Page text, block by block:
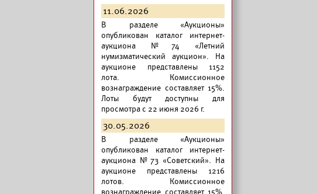
11.06.2026
В разделе «Аукционы»
опубликован каталог интернет-
аукциона №74 «Летний
нумизматический аукцион». На
аукционе представлены 1152
лота. Комиссионное
вознаграждение составляет 15%.
Лоты будут доступны для
просмотра с 22 июня 2026 г.
30.05.2026
В разделе «Аукционы»
опубликован каталог интернет-
аукциона №73 «Советский». На
аукционе представлены 1216
лотов. Комиссионное
вознаграждение составляет 15%.